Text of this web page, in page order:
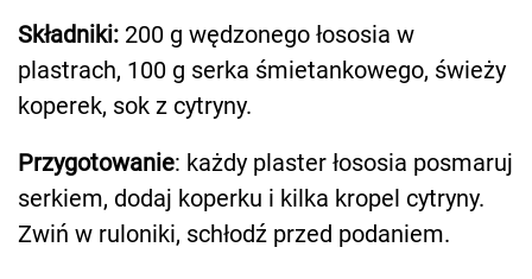
Składniki: 200 g wędzonego łososia w
plastrach, 100 g serka śmietankowego, świeży
koperek, sok z cytryny.
Przygotowanie: każdy plaster łososia posmaruj
serkiem, dodaj koperku i kilka kropel cytryny.
Zwiń w ruloniki, schłodź przed podaniem.